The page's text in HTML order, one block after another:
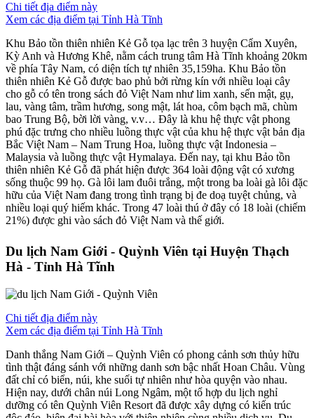
Chi tiết địa điểm này
Xem các địa điểm tại Tỉnh Hà Tĩnh
Khu Bảo tồn thiên nhiên Kẻ Gỗ tọa lạc trên 3 huyện Cẩm Xuyên,
Kỳ Anh và Hương Khê, nằm cách trung tâm Hà Tĩnh khoảng 20km
về phía Tây Nam, có diện tích tự nhiên 35,159ha. Khu Bảo tồn
thiên nhiên Kẻ Gỗ được bao phủ bởi rừng kín với nhiều loại cây
cho gỗ có tên trong sách đỏ Việt Nam như lim xanh, sến mật, gụ,
lau, vàng tâm, trầm hương, song mật, lát hoa, côm bạch mã, chùm
bao Trung Bộ, bời lời vàng, v.v… Đây là khu hệ thực vật phong
phú đặc trưng cho nhiều luồng thực vật của khu hệ thực vật bản địa
Bắc Việt Nam – Nam Trung Hoa, luồng thực vật Indonesia –
Malaysia và luồng thực vật Hymalaya. Đến nay, tại khu Bảo tồn
thiên nhiên Kẻ Gỗ đã phát hiện được 364 loài động vật có xương
sống thuộc 99 họ. Gà lôi lam đuôi trắng, một trong ba loài gà lôi đặc
hữu của Việt Nam đang trong tình trạng bị đe doạ tuyệt chủng, và
nhiều loại quý hiếm khác. Trong 47 loài thú ở đây có 18 loài (chiếm
21%) được ghi vào sách đỏ Việt Nam và thế giới.
Du lịch Nam Giới - Quỳnh Viên tại Huyện Thạch
Hà - Tỉnh Hà Tĩnh
Chi tiết địa điểm này
Xem các địa điểm tại Tỉnh Hà Tĩnh
Danh thắng Nam Giới – Quỳnh Viên có phong cảnh sơn thủy hữu
tình thật đáng sánh với những danh sơn bậc nhất Hoan Châu. Vùng
đất chỉ có biển, núi, khe suối tự nhiên như hòa quyện vào nhau.
Hiện nay, dưới chân núi Long Ngâm, một tổ hợp du lịch nghỉ
dưỡng có tên Quỳnh Viên Resort đã được xây dựng có kiến trúc